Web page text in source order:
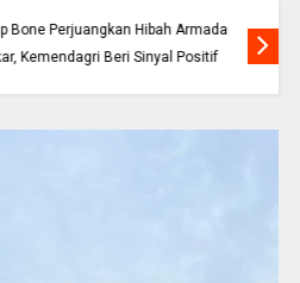
Bone Perjuangkan Hibah Armada
Kemendagri Beri Sinyal Positif